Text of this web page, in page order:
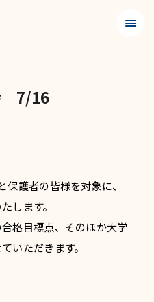
メニ
7/16
護者の皆様を対象に、
します。
格目標点、そのほか大学
いただきます。